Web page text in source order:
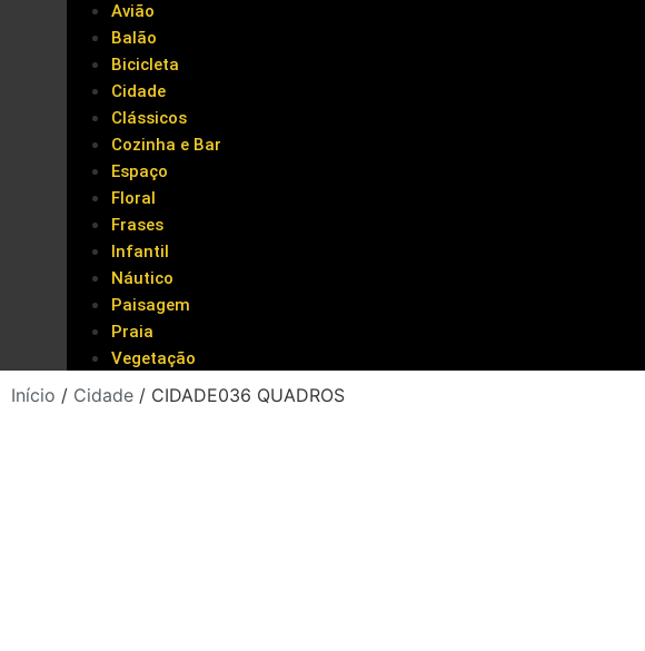
Avião
Balão
Bicicleta
Cidade
Clássicos
Cozinha e Bar
Espaço
Floral
Frases
Infantil
Náutico
Paisagem
Praia
Vegetação
Início / Cidade / CIDADE036 QUADROS